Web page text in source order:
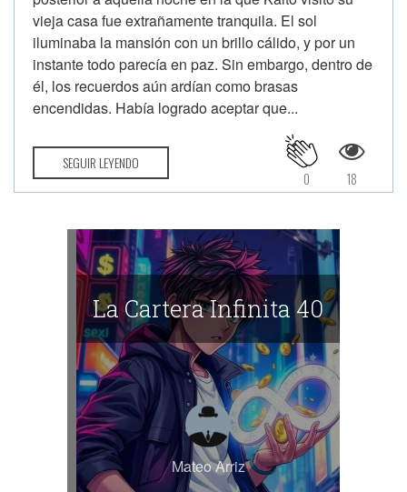
vieja casa fue extrañamente tranquila. El sol
iluminaba la mansión con un brillo cálido, y por un
instante todo parecía en paz. Sin embargo, dentro de
él, los recuerdos aún ardían como brasas
encendidas. Había logrado aceptar que...
SEGUIR LEYENDO
18
0
La Cartera Infinita 40
Mateo Arriz